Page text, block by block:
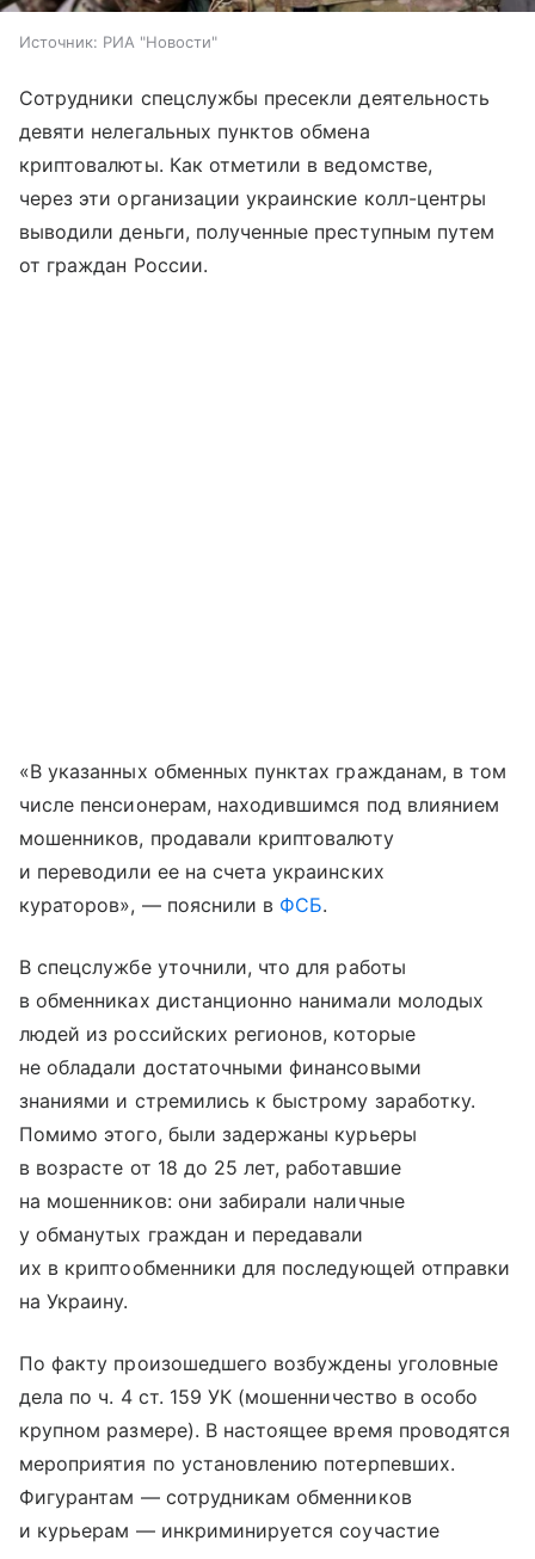
Источник: РИА "Новости"
Сотрудники спецслужбы пресекли деятельность
девяти нелегальных пунктов обмена
криптовалюты. Как отметили в ведомстве,
через эти организации украинские колл-центры
выводили деньги, полученные преступным путем
от граждан России.
«В указанных обменных пунктах гражданам, в том
числе пенсионерам, находившимся под влиянием
мошенников, продавали криптовалюту
и переводили ее на счета украинских
кураторов», — пояснили в ФСБ.
В спецслужбе уточнили, что для работы
в обменниках дистанционно нанимали молодых
людей из российских регионов, которые
не обладали достаточными финансовыми
знаниями и стремились к быстрому заработку.
Помимо этого, были задержаны курьеры
в возрасте от 18 до 25 лет, работавшие
на мошенников: они забирали наличные
у обманутых граждан и передавали
их в криптообменники для последующей отправки
на Украину.
По факту произошедшего возбуждены уголовные
дела по ч. 4 ст. 159 УК (мошенничество в особо
крупном размере). В настоящее время проводятся
мероприятия по установлению потерпевших.
Фигурантам — сотрудникам обменников
и курьерам — инкриминируется соучастие